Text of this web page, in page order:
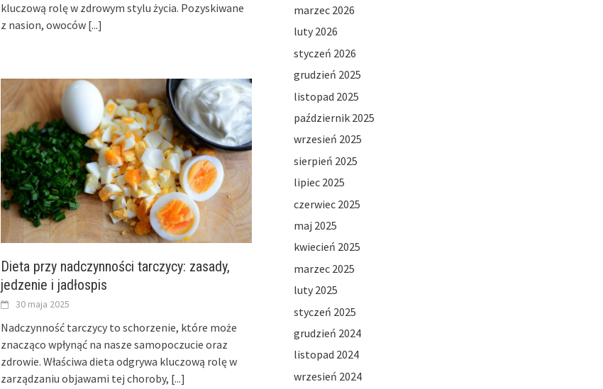
kluczową rolę w zdrowym stylu życia. Pozyskiwane
z nasion, owoców [...]
Dieta przy nadczynności tarczycy: zasady,
jedzenie i jadłospis
30 maja 2025
Nadczynność tarczycy to schorzenie, które może
znacząco wpłynąć na nasze samopoczucie oraz
zdrowie. Właściwa dieta odgrywa kluczową rolę w
zarządzaniu objawami tej choroby, [...]
marzec 2026
luty 2026
styczeń 2026
grudzień 2025
listopad 2025
październik 2025
wrzesień 2025
sierpień 2025
lipiec 2025
czerwiec 2025
maj 2025
kwiecień 2025
marzec 2025
luty 2025
styczeń 2025
grudzień 2024
listopad 2024
wrzesień 2024